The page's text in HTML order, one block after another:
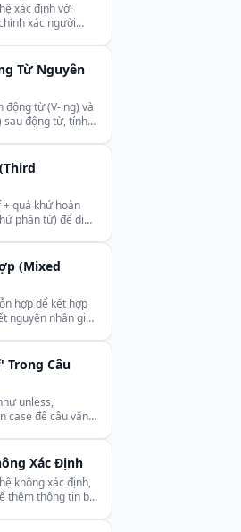
xác định với
xác người
Từ Nguyên
động từ (V-ing) và
sau động từ, tính
+ quá khứ hoàn
phân từ) để diễn
(Mixed
hợp để kết hợp
nguyên nhân giả
Trong Câu
unless,
case để câu văn
Xác Định
không xác định,
thêm thông tin bổ